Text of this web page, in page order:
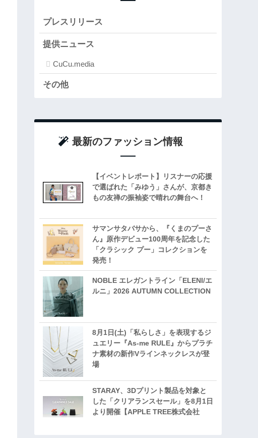
プレスリリース
提供ニュース
CuCu.media
その他
最新のファッション情報
【イベントレポート】リスナーの応援
で選ばれた「みゆう」さんが、京都き
もの友禅の振袖姿で晴れの舞台へ！
サマンサタバサから、『くまのプーさ
ん』原作デビュー100周年を記念した
「クラシック プー」コレクションを
発売！
NOBLE エレガントライン「ELENI/エ
ルニ」2026 AUTUMN COLLECTION
8月1日(土)「私らしさ」を表現するジ
ュエリー『As-me RULE』からプラチ
ナ素材の新作Vラインネックレスが登
場
STARAY、3Dプリント製品を対象と
した「クリアランスセール」を8月1日
より開催【APPLE TREE株式会社